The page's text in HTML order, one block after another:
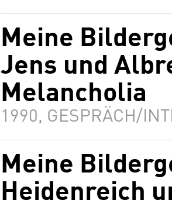
Meine
Jens und
Melancholia
1990, GESPRÄCH/
Meine
Heidenreich